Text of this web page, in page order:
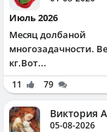
Июль 2026
Месяц долбаной
многозадачности.
кг.Вот...
11 79
Виктория
05-08-2026